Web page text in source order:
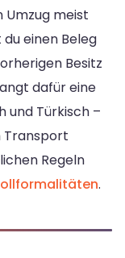
meist
einen Beleg
Besitz
dafür eine
und Türkisch –
Transport
Regeln
.